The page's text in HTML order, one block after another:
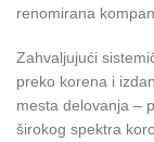
renomirana
Zahvaljujući
preko korena i
mesta delovanja –
širokog spektra